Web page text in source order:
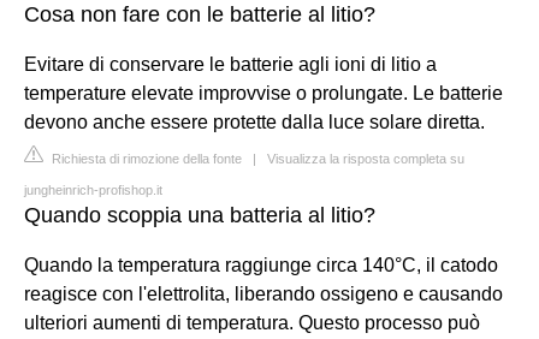
Cosa non fare con le batterie al litio?
Evitare di conservare le batterie agli ioni di litio a
temperature elevate improvvise o prolungate. Le batterie
devono anche essere protette dalla luce solare diretta.
Richiesta di rimozione della fonte | Visualizza la risposta completa su
jungheinrich-profishop.it
Quando scoppia una batteria al litio?
Quando la temperatura raggiunge circa 140°C, il catodo
reagisce con l'elettrolita, liberando ossigeno e causando
ulteriori aumenti di temperatura. Questo processo può